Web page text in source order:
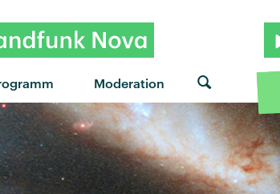
Moderation